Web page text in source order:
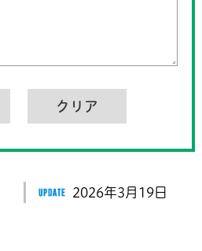
2026年3月19日